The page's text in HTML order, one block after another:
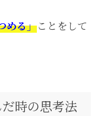
める」ことをして
時の思考法